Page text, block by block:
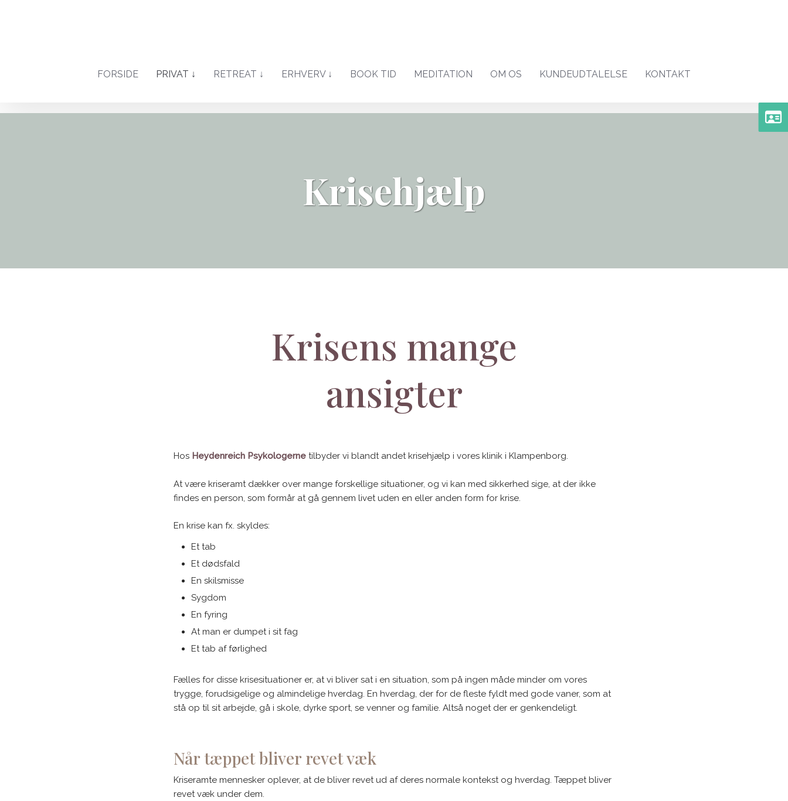
FORSIDE PRIVAT ↓ RETREAT ↓ ERHVERV ↓ BOOK TID MEDITATION OM OS KUNDEUDTALELSE KONTAKT
​Krisehjælp
​Krisens mange
​ansigter
Hos Heydenreich Psykologerne tilbyder vi blandt andet krisehjælp i vores klinik i Klampenborg.
At være kriseramt dækker over mange forskellige situationer, og vi kan med sikkerhed sige, at der ikke
findes en person, som formår at gå gennem livet uden en eller anden form for krise.​
En krise kan fx. skyldes:​
Et tab
Et dødsfald
En skilsmisse
Sygdom
En fyring
At man er dumpet i sit fag
Et tab af førlighed
​Fælles for disse krisesituationer er, at vi bliver sat i en situation, som på ingen måde minder om vores
trygge, forudsigelige og almindelige hverdag. En hverdag, der for de fleste fyldt med gode vaner, som at
stå op til sit arbejde, gå i skole, dyrke sport, se venner og familie. Altså noget der er genkendeligt.
Når tæppet bliver revet væk
Kriseramte mennesker oplever, at de bliver revet ud af deres normale kontekst og hverdag. Tæppet bliver
revet væk under dem.